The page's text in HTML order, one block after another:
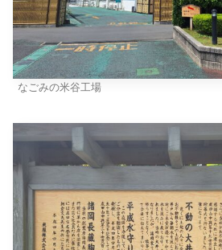
なごみの米谷工場